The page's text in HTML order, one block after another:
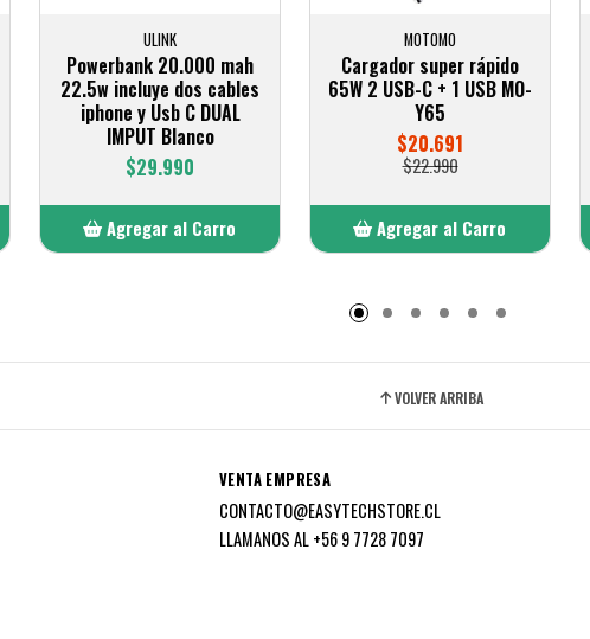
ULINK
Powerbank 20.000 mah
22.5w incluye dos cables
iphone y Usb C DUAL
IMPUT Blanco
$29.990
Agregar al Carro
MOTOMO
Cargador super rápido
65W 2 USB-C + 1 USB MO-
Y65
$20.691
$22.990
Agregar al Carro
VOLVER ARRIBA
VENTA EMPRESA
CONTACTO@EASYTECHSTORE.CL
LLAMANOS AL +56 9 7728 7097